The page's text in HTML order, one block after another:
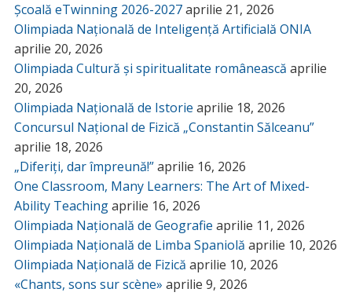
Școală eTwinning 2026-2027aprilie 21, 2026
Olimpiada Națională de Inteligență Artificială ONIA
aprilie 20, 2026
Olimpiada Cultură și spiritualitate românească aprilie
20, 2026
Olimpiada Națională de Istorie aprilie 18, 2026
Concursul Național de Fizică „Constantin Sălceanu”
aprilie 18, 2026
„Diferiți, dar împreună!”aprilie 16, 2026
One Classroom, Many Learners: The Art of Mixed-
Ability Teachingaprilie 16, 2026
Olimpiada Națională de Geografie aprilie 11, 2026
Olimpiada Națională de Limba Spaniolă aprilie 10, 2026
Olimpiada Națională de Fizică aprilie 10, 2026
«Chants, sons sur scène» aprilie 9, 2026